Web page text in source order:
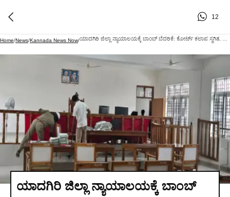
12
Home/News/Kannada News Now/
ಯಾದಗಿರಿ ಜಿಲ್ಲಾ ನ್ಯಾಯಾಲಯಕ್ಕೆ ಬಾಂಬ್